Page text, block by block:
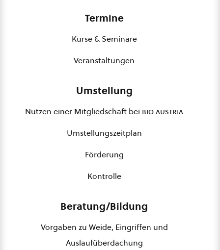
Termine
Kurse & Seminare
Veranstaltungen
Umstellung
Nutzen einer Mitgliedschaft bei bio austria
Umstellungszeitplan
Förderung
Kontrolle
Beratung/Bildung
Vorgaben zu Weide, Eingriffen und
Auslaufüberdachung